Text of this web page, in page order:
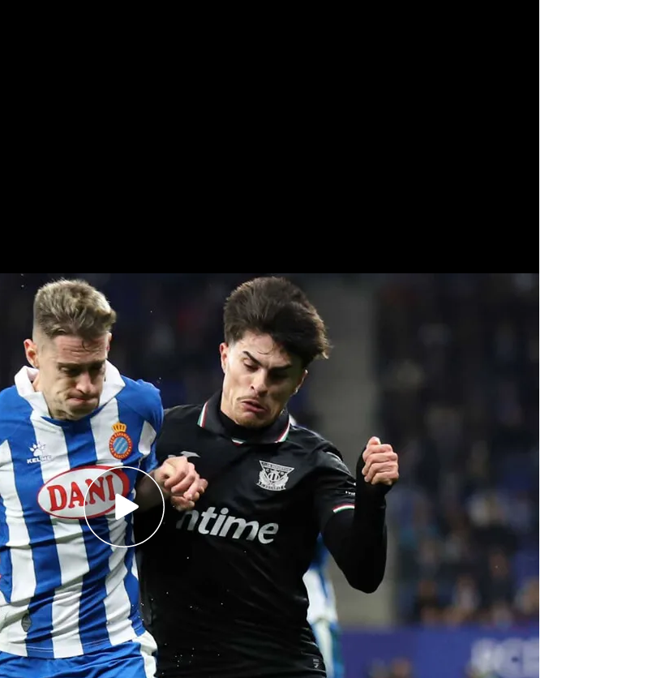
contendientes para una sola plaza en
Leganés y Espanyol, dos contendientes para una sola plaza en LALIGA el curso que viene
para salvarse
para tener opciones
el Leganés y el Espanyol, en
para los pepineros